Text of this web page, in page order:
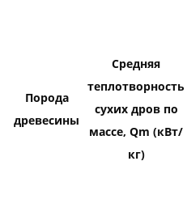
Порода
древесины
Средняя
теплотворность
сухих дров по
массе, Qm (кВт/
кг)